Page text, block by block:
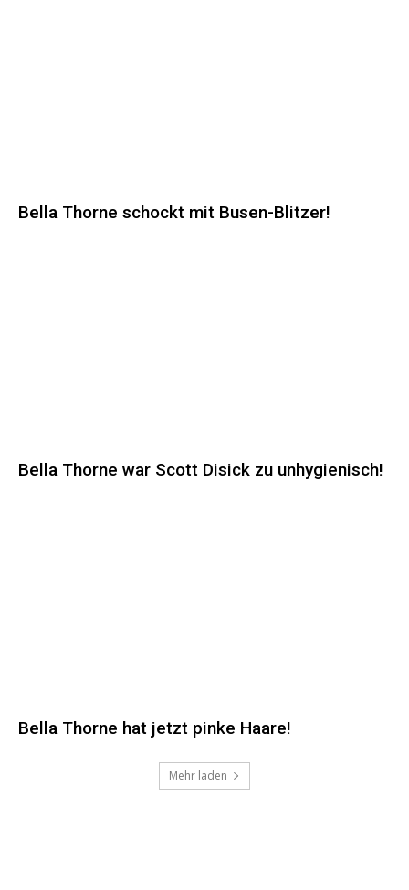
Bella Thorne schockt mit Busen-Blitzer!
Bella Thorne war Scott Disick zu unhygienisch!
Bella Thorne hat jetzt pinke Haare!
Mehr laden